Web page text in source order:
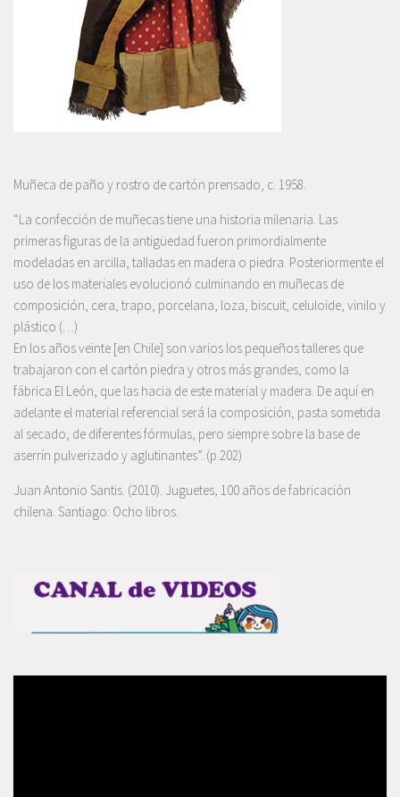
Muñeca de paño y rostro de cartón prensado, c. 1958.
“La confección de muñecas tiene una historia milenaria. Las
primeras figuras de la antigüedad fueron primordialmente
modeladas en arcilla, talladas en madera o piedra. Posteriormente el
uso de los materiales evolucionó culminando en muñecas de
composición, cera, trapo, porcelana, loza, biscuit, celuloide, vinilo y
plástico (…)
En los años veinte [en Chile] son varios los pequeños talleres que
trabajaron con el cartón piedra y otros más grandes, como la
fábrica El León, que las hacia de este material y madera. De aquí en
adelante el material referencial será la composición, pasta sometida
al secado, de diferentes fórmulas, pero siempre sobre la base de
aserrín pulverizado y aglutinantes”. (p.202)
Juan Antonio Santis. (2010). Juguetes, 100 años de fabricación
chilena. Santiago: Ocho libros.